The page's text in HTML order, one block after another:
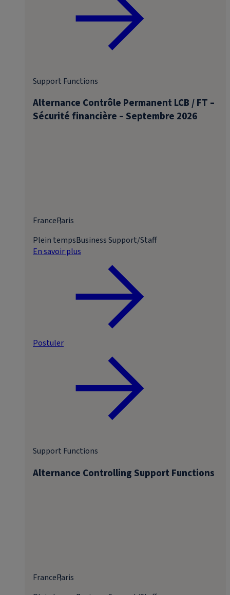
Alternance Contrôle Permanent LCB / FT –
Sécurité financière – Septembre 2026
Support Functions
FranceParis
Plein tempsBusiness Support/Staff
En savoir plus
Postuler
Alternance Controlling Support Functions
Support Functions
FranceParis